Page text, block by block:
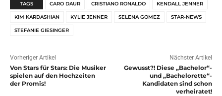
TAGS CARO DAUR CRISTIANO RONALDO KENDALL JENNER
KIM KARDASHIAN KYLIE JENNER SELENA GOMEZ STAR-NEWS
STEFANIE GIESINGER
Vorheriger Artikel
Von Stars für Stars: Die Musiker
spielen auf den Hochzeiten
der Promis!
Nächster Artikel
Gewusst?! Diese „Bachelor“-
und „Bachelorette“-
Kandidaten sind schon
verheiratet!